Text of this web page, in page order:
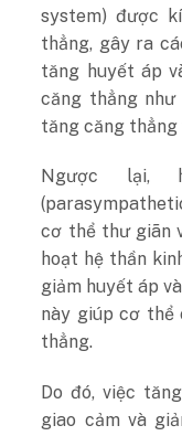
system) được
thẳng, gây ra
tăng huyết áp
căng thẳng
tăng căng
Ngược lại,
cơ thể thư giãn
hoạt hệ thần
giảm huyết áp
này giúp cơ thể
thẳng.
Do đó, việc
giao cảm và